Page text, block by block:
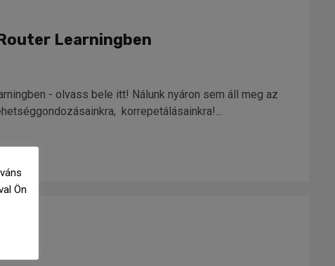
Learningben
- olvass bele itt! Nálunk nyáron sem áll meg az
korrepetálásainkra!...
Ön